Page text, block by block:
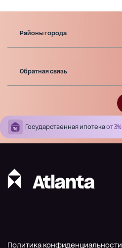
Районы города
Обратная связь
Государственная ипотекаот 3%
Политика конфиденциальности